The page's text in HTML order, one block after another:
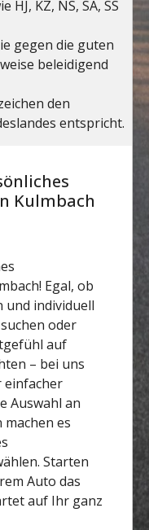
Kulmbach
Egal, ob
und individuell
oder
auf
– bei uns
einfacher
Auswahl an
es
Starten
Auto das
auf Ihr ganz